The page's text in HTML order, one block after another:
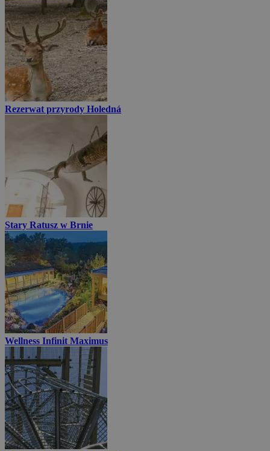
Rezerwat przyrody Holedná
Stary Ratusz w Brnie
Wellness Infinit Maximus